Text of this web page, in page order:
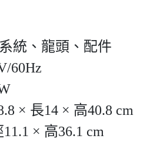
統、龍頭、配件
60Hz
× 長14 × 高40.8 cm
× 高36.1 cm